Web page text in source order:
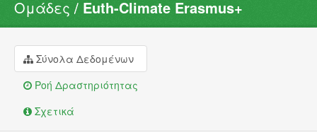
Σύνολα Δεδομένων
Φορείς
Ομάδες
Σχετικά
Ομάδες Euth-Climate Erasmus+
Σύνολα Δεδομένων
Ροή Δραστηριότητας
Σχετικά